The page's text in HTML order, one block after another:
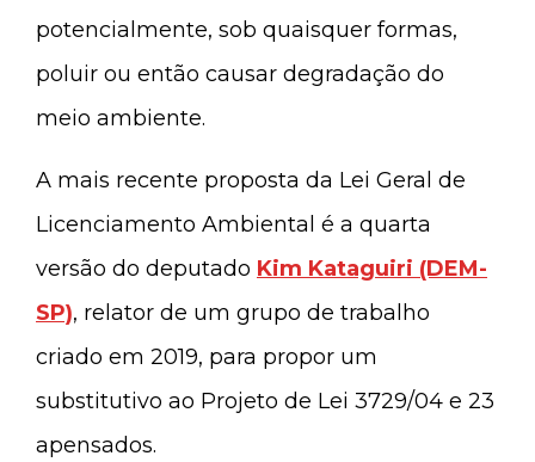
potencialmente, sob quaisquer formas,
poluir ou então causar degradação do
meio ambiente.
A mais recente proposta da Lei Geral de
Licenciamento Ambiental é a quarta
versão do deputado Kim Kataguiri (DEM-
SP), relator de um grupo de trabalho
criado em 2019, para propor um
substitutivo ao Projeto de Lei 3729/04 e 23
apensados.